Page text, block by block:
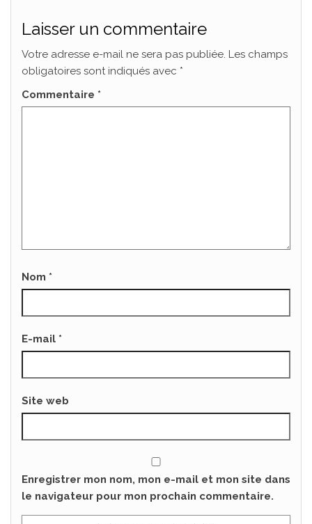
Laisser un commentaire
Votre adresse e-mail ne sera pas publiée. Les champs
obligatoires sont indiqués avec *
Commentaire *
Nom *
E-mail *
Site web
Enregistrer mon nom, mon e-mail et mon site dans
le navigateur pour mon prochain commentaire.